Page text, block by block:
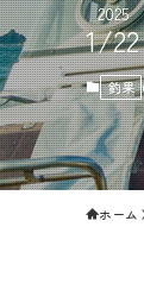
2025
1/22
釣果
ホーム